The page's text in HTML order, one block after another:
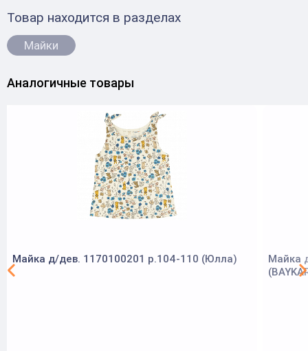
Товар находится в разделах
Майки
Аналогичные товары
Майка д/дев. 1170100201 р.104-110 (Юлла)
Майка